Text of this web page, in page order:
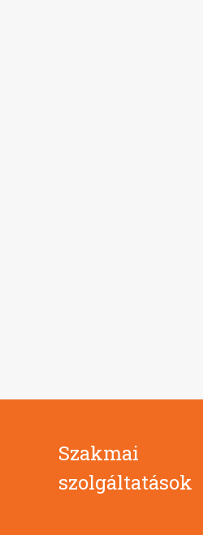
Szakmai
szolgáltatások